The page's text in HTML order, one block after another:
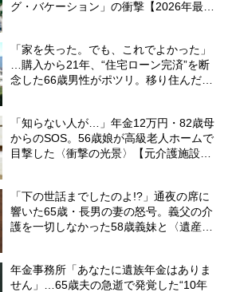
グ・バケーション」の衝撃【2026年最新
「家を失った。でも、これでよかった」
…購入から21年、“住宅ローン完済”を断
念した66歳男性がポツリ。移り住んだ
「知らない人が…」年金12万円・82歳母
からのSOS。56歳娘が高級老人ホームで
目撃した〈衝撃の光景〉【元介護施設勤
「下の世話までしたのよ!?」通夜の席に
響いた65歳・長男の妻の怒号。義父の介
護を一切しなかった58歳義妹と〈遺産
年金事務所「あなたに遺族年金はありま
せん」…65歳夫の急逝で発覚した“10年